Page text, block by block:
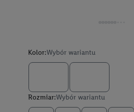
Kolor:Wybór wariantu
Rozmiar:Wybór wariantu